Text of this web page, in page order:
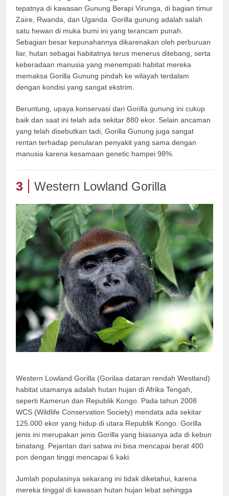
tepatnya di kawasan Gunung Berapi Virunga, di bagian timur
Zaire, Rwanda, dan Uganda. Gorilla gunung adalah salah
satu hewan di muka bumi ini yang terancam punah.
Sebagian besar kepunahannya dikarenakan oleh perburuan
liar, hutan sebagai habitatnya terus menerus ditebang, serta
keberadaan manusia yang menempati habitat mereka
memaksa Gorilla Gunung pindah ke wilayah terdalam
dengan kondisi yang sangat ekstrim.
Beruntung, upaya konservasi dari Gorilla gunung ini cukup
baik dan saat ini telah ada sekitar 880 ekor. Selain ancaman
yang telah disebutkan tadi, Gorilla Gunung juga sangat
rentan terhadap penularan penyakit yang sama dengan
manusia karena kesamaan genetic hampei 98%.
3 Western Lowland Gorilla
Western Lowland Gorilla (Gorilaa dataran rendah Westland)
habitat utamanya adalah hutan hujan di Afrika Tengah,
seperti Kamerun dan Republik Kongo. Pada tahun 2008
WCS (Wildlife Conservation Society) mendata ada sekitar
125.000 ekor yang hidup di utara Republik Kongo. Gorilla
jenis ini merupakan jenis Gorilla yang biasanya ada di kebun
binatang. Pejantan dari satwa ini bisa mencapai berat 400
pon dengan tinggi mencapai 6 kaki.
Jumlah populasinya sekarang ini tidak diketahui, karena
mereka tinggal di kawasan hutan hujan lebat sehingga